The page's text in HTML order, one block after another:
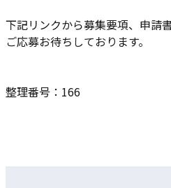
下記リンクから募集要項、申請
ご応募お待ちしております。
整理番号：166